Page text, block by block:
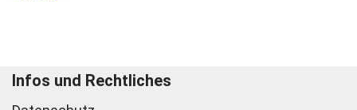
Infos und Rechtliches